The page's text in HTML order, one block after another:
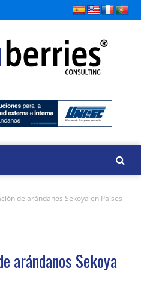
de arándanos Sekoya en Países
arándanos Sekoya